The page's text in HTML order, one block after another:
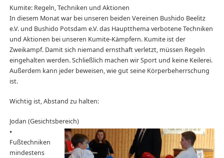
Kumite: Regeln, Techniken und Aktionen
In diesem Monat war bei unseren beiden Vereinen Bushido Beelitz
e.V. und Bushido Potsdam e.V. das Hauptthema verbotene Techniken
und Aktionen bei unseren Kumite-Kämpfern. Kumite ist der
Zweikampf. Damit sich niemand ernsthaft verletzt, müssen Regeln
eingehalten werden. Schließlich machen wir Sport und keine Keilerei.
Außerdem kann jeder beweisen, wie gut seine Körperbeherrschung
ist.
Wichtig ist, Abstand zu halten:
Jodan (Gesichtsbereich)
⦁
Fußtechniken
mindestens